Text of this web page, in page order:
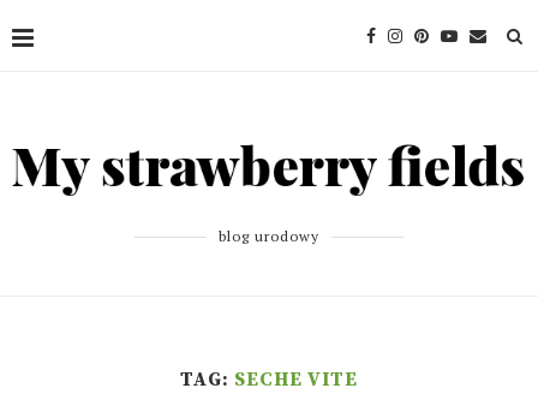
blog urodowy
TAG: SECHE VITE